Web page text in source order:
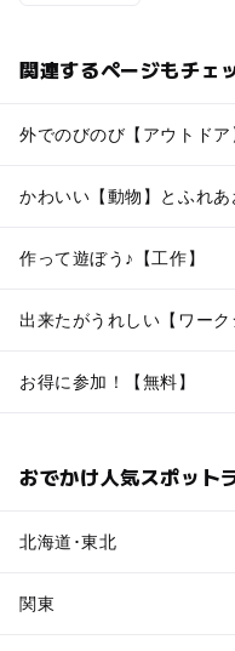
関連するページもチェ
外でのびのび【アウトドア
かわいい【動物】とふれあ
作って遊ぼう♪【工作】
出来たがうれしい【ワーク
お得に参加！【無料】
おでかけ人気スポット
北海道･東北
関東